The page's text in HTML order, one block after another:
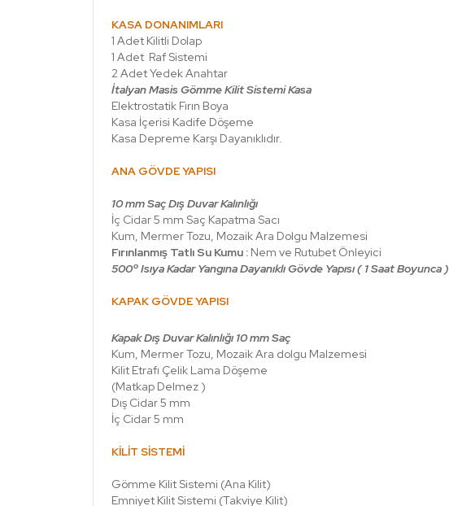
KASA DONANIMLARI
1 Adet Kilitli Dolap
1 Adet Raf Sistemi
2 Adet Yedek Anahtar
İtalyan Masis Gömme Kilit Sistemi Kasa
Elektrostatik Fırın Boya
Kasa İçerisi Kadife Döşeme
Kasa Depreme Karşı Dayanıklıdır.
ANA GÖVDE YAPISI
10 mm Saç Dış Duvar Kalınlığı
İç Cidar 5 mm Saç Kapatma Sacı
Kum, Mermer Tozu, Mozaik Ara Dolgu Malzemesi
Fırınlanmış Tatlı Su Kumu : Nem ve Rutubet Önleyici
500º Isıya Kadar Yangına Dayanıklı Gövde Yapısı ( 1 Saat Boyunca )
KAPAK GÖVDE YAPISI
Kapak Dış Duvar Kalınlığı 10 mm Saç
Kum, Mermer Tozu, Mozaik Ara dolgu Malzemesi
Kilit Etrafı Çelik Lama Döşeme
(Matkap Delmez )
Dış Cidar 5 mm
İç Cidar 5 mm
KİLİT SİSTEMİ
Gömme Kilit Sistemi (Ana Kilit)
Emniyet Kilit Sistemi (Takviye Kilit)